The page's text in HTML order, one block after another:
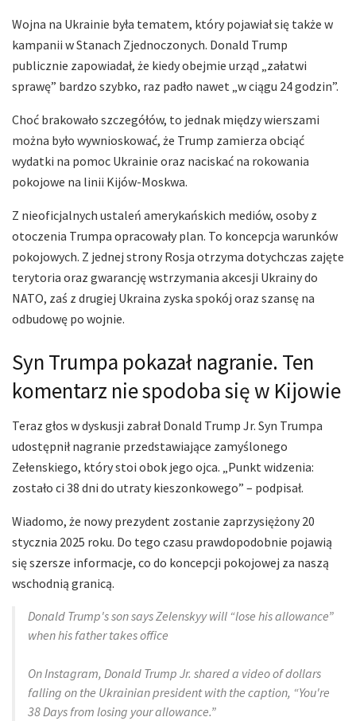
Wojna na Ukrainie była tematem, który pojawiał się także w
kampanii w Stanach Zjednoczonych. Donald Trump
publicznie zapowiadał, że kiedy obejmie urząd „załatwi
sprawę” bardzo szybko, raz padło nawet „w ciągu 24 godzin”.
Choć brakowało szczegółów, to jednak między wierszami
można było wywnioskować, że Trump zamierza obciąć
wydatki na pomoc Ukrainie oraz naciskać na rokowania
pokojowe na linii Kijów-Moskwa.
Z nieoficjalnych ustaleń amerykańskich mediów, osoby z
otoczenia Trumpa opracowały plan. To koncepcja warunków
pokojowych. Z jednej strony Rosja otrzyma dotychczas zajęte
terytoria oraz gwarancję wstrzymania akcesji Ukrainy do
NATO, zaś z drugiej Ukraina zyska spokój oraz szansę na
odbudowę po wojnie.
Syn Trumpa pokazał nagranie. Ten
komentarz nie spodoba się w Kijowie
Teraz głos w dyskusji zabrał Donald Trump Jr. Syn Trumpa
udostępnił nagranie przedstawiające zamyślonego
Zełenskiego, który stoi obok jego ojca. „Punkt widzenia:
zostało ci 38 dni do utraty kieszonkowego” – podpisał.
Wiadomo, że nowy prezydent zostanie zaprzysiężony 20
stycznia 2025 roku. Do tego czasu prawdopodobnie pojawią
się szersze informacje, co do koncepcji pokojowej za naszą
wschodnią granicą.
Donald Trump's son says Zelenskyy will “lose his allowance”
when his father takes office
On Instagram, Donald Trump Jr. shared a video of dollars
falling on the Ukrainian president with the caption, “You're
38 Days from losing your allowance.”